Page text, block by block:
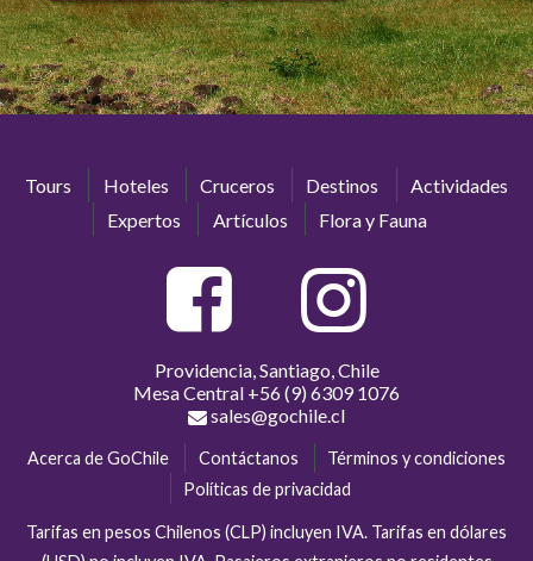
Tours Hoteles Cruceros Destinos
Actividades
Expertos
Artículos Flora y Fauna
Providencia, Santiago, Chile
Mesa Central +56 (9) 6309 1076
sales@gochile.cl
Acerca de GoChile Contáctanos
Términos y condiciones
Políticas de privacidad
Tarifas en pesos Chilenos (CLP) incluyen IVA. Tarifas en dólares